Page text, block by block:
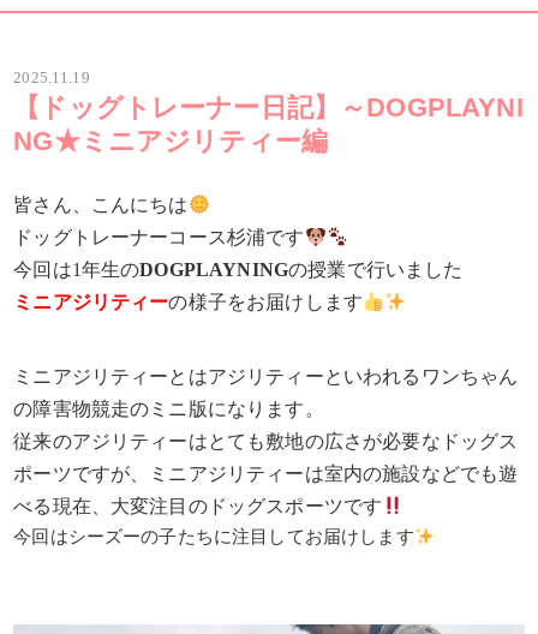
2025.11.19
【ドッグトレーナー日記】～DOGPLAYNI
NG★ミニアジリティー編
皆さん、こんにちは
ドッグトレーナーコース杉浦です
今回は1年生のDOGPLAYNINGの授業で行いました
ミニアジリティーの様子をお届けします
ミニアジリティーとはアジリティーといわれるワンちゃん
の障害物競走のミニ版になります。
従来のアジリティーはとても敷地の広さが必要なドッグス
ポーツですが、ミニアジリティーは室内の施設などでも遊
べる現在、大変注目のドッグスポーツです
今回はシーズーの子たちに注目してお届けします